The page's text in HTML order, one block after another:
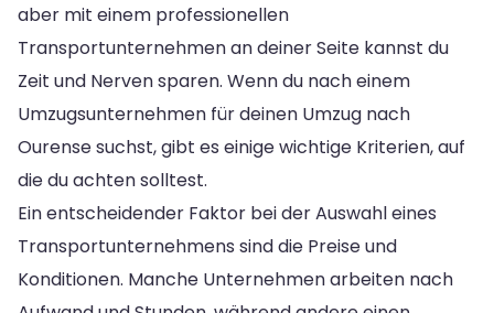
aber mit einem professionellen
Transportunternehmen an deiner Seite kannst du
Zeit und Nerven sparen. Wenn du nach einem
Umzugsunternehmen für deinen Umzug nach
Ourense suchst, gibt es einige wichtige Kriterien, auf
die du achten solltest.
Ein entscheidender Faktor bei der Auswahl eines
Transportunternehmens sind die Preise und
Konditionen. Manche Unternehmen arbeiten nach